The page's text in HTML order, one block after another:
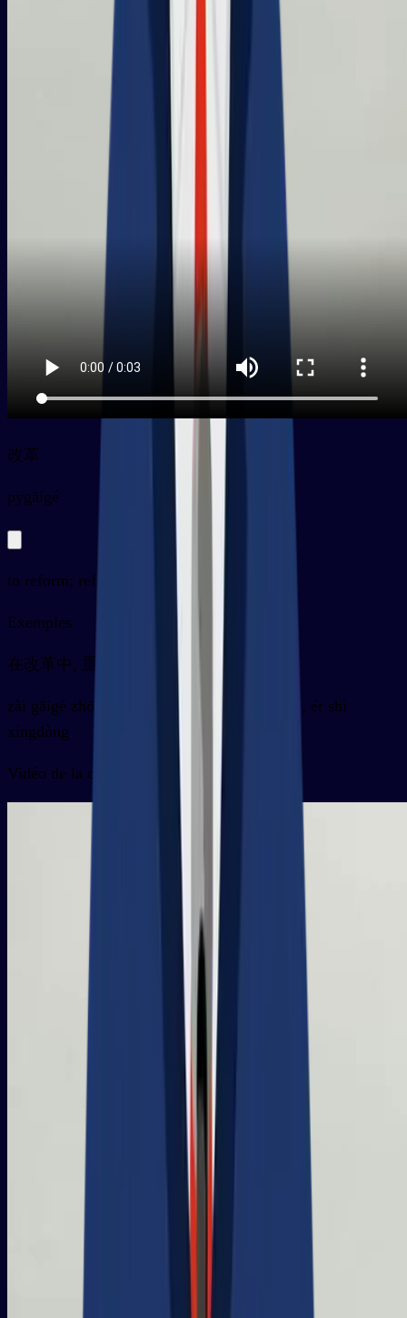
改革
pygǎigé
to reform; reform
Exemples
在改革中, 重要的不是言论, 而是行动
zài gǎigé zhōng , zhòngyào de bùshì yánlùn , ér shì
xíngdòng
Vidéo de la carte